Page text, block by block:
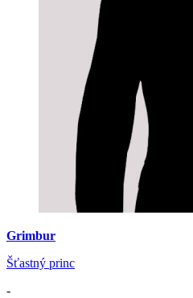
Grimbur
Šťastný princ
-